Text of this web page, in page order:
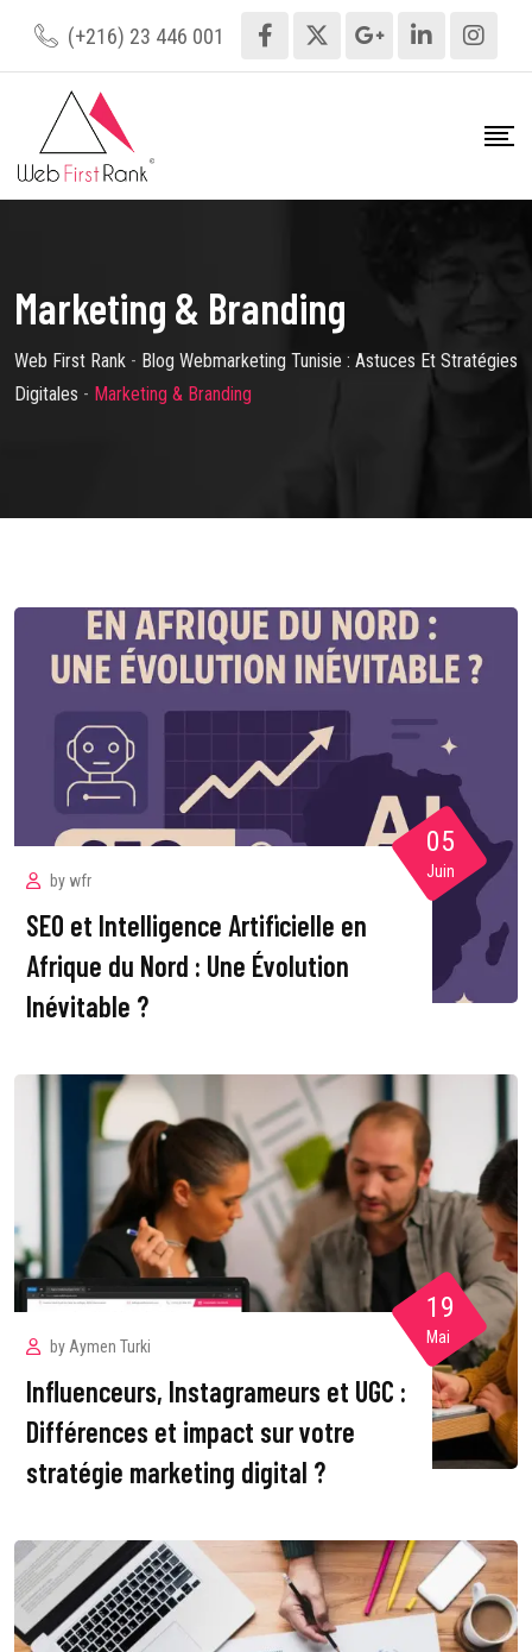
(+216) 23 446 001
Marketing & Branding
Web First Rank - Blog Webmarketing Tunisie : Astuces Et Stratégies
Digitales - Marketing & Branding
by wfr
SEO et Intelligence Artificielle en
Afrique du Nord : Une Évolution
Inévitable ?
05
Juin
by Aymen Turki
Influenceurs, Instagrameurs et UGC :
Différences et impact sur votre
stratégie marketing digital ?
19
Mai